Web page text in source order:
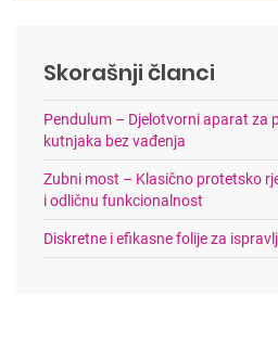
Skorašnji članci
Pendulum – Djelotvorni aparat za
kutnjaka bez vađenja
Zubni most – Klasično protetsko
i odličnu funkcionalnost
Diskretne i efikasne folije za